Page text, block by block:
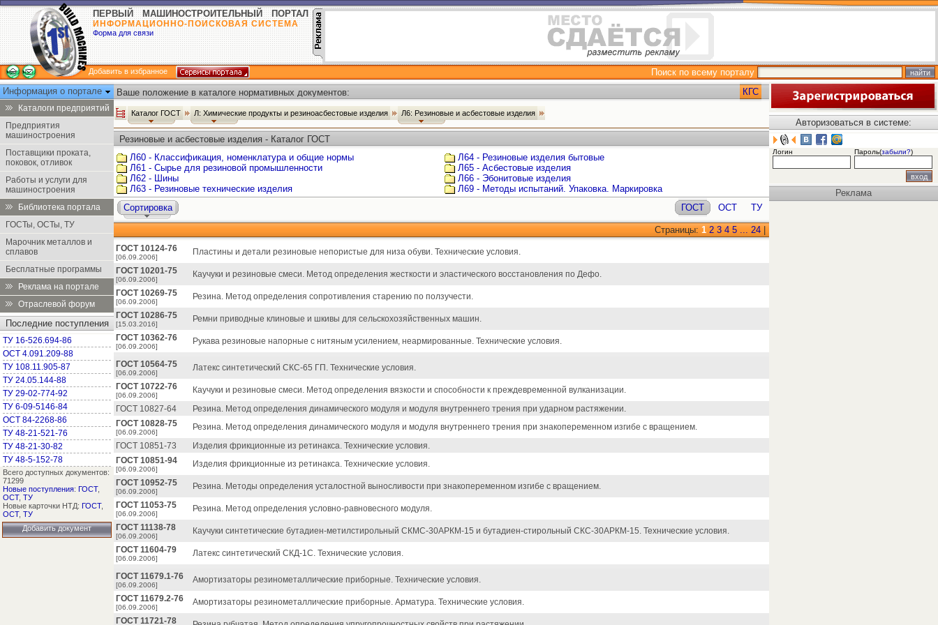
ПЕРВЫЙ МАШИНОСТРОИТЕЛЬНЫЙ ПОРТАЛ
ИНФОРМАЦИОННО-ПОИСКОВАЯ СИСТЕМА
Форма для связи
Добавить в избранное
Поиск по всему порталу
Информация о портале
Каталоги предприятий
Предприятия
машиностроения
Поставщики проката,
поковок, отливок
Работы и услуги для
машиностроения
Библиотека портала
ГОСТы, ОСТы, ТУ
Марочник металлов и
сплавов
Бесплатные программы
Реклама на портале
Отраслевой форум
Последние поступления
ТУ 16-526.694-86
ОСТ 4.091.209-88
ТУ 108.11.905-87
ТУ 24.05.144-88
ТУ 29-02-774-92
ТУ 6-09-5146-84
ОСТ 84-2268-86
ТУ 48-21-521-76
ТУ 48-21-30-82
ТУ 48-5-152-78
Всего доступных документов:
71299
Новые поступления: ГОСТ,
ОСТ, ТУ
Новые карточки НТД: ГОСТ,
ОСТ, ТУ
Добавить документ
Ваше положение в каталоге нормативных документов: КГС
Каталог ГОСТ Л: Химические продукты и резиноасбестовые изделия Л6: Резиновые и асбестовые изделия
Резиновые и асбестовые изделия - Каталог ГОСТ
Л60 - Классификация, номенклатура и общие нормы
Л61 - Сырье для резиновой промышленности
Л62 - Шины
Л63 - Резиновые технические изделия
Л64 - Резиновые изделия бытовые
Л65 - Асбестовые изделия
Л66 - Эбонитовые изделия
Л69 - Методы испытаний. Упаковка. Маркировка
Сортировка
ГОСТ ОСТ ТУ
Страницы: 1 2 3 4 5 ... 24
ГОСТ 10124-76
[06.09.2006]
Пластины и детали резиновые непористые для низа обуви. Технические условия.
ГОСТ 10201-75
[06.09.2006]
Каучуки и резиновые смеси. Метод определения жесткости и эластического восстановления по Дефо.
ГОСТ 10269-75
[06.09.2006]
Резина. Метод определения сопротивления старению по ползучести.
ГОСТ 10286-75
[15.03.2016]
Ремни приводные клиновые и шкивы для сельскохозяйственных машин.
ГОСТ 10362-76
[06.09.2006]
Рукава резиновые напорные с нитяным усилением, неармированные. Технические условия.
ГОСТ 10564-75
[06.09.2006]
Латекс синтетический СКС-65 ГП. Технические условия.
ГОСТ 10722-76
[06.09.2006]
Каучуки и резиновые смеси. Метод определения вязкости и способности к преждевременной вулканизации.
ГОСТ 10827-64
Резина. Метод определения динамического модуля и модуля внутреннего трения при ударном растяжении.
ГОСТ 10828-75
[06.09.2006]
Резина. Метод определения динамического модуля и модуля внутреннего трения при знакопеременном изгибе с вращением.
ГОСТ 10851-73
Изделия фрикционные из ретинакса. Технические условия.
ГОСТ 10851-94
[06.09.2006]
Изделия фрикционные из ретинакса. Технические условия.
ГОСТ 10952-75
[06.09.2006]
Резина. Методы определения усталостной выносливости при знакопеременном изгибе с вращением.
ГОСТ 11053-75
[06.09.2006]
Резина. Метод определения условно-равновесного модуля.
ГОСТ 11138-78
[06.09.2006]
Каучуки синтетические бутадиен-метилстирольный СКМС-30АРКМ-15 и бутадиен-стирольный СКС-30АРКМ-15. Технические условия.
ГОСТ 11604-79
[06.09.2006]
Латекс синтетический СКД-1С. Технические условия.
ГОСТ 11679.1-76
[06.09.2006]
Амортизаторы резинометаллические приборные. Технические условия.
ГОСТ 11679.2-76
[06.09.2006]
Амортизаторы резинометаллические приборные. Арматура. Технические условия.
ГОСТ 11721-78
Авторизоваться в системе:
Логин Пароль(забыли?)
Реклама